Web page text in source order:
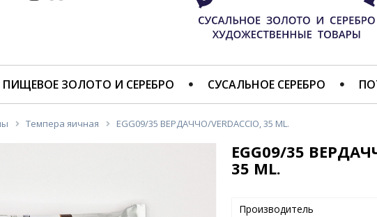
ПИЩЕВОЕ ЗОЛОТО И СЕРЕБРО СУСАЛЬНОЕ СЕРЕБРО
Темпера яичная EGG09/35 ВЕРДАЧЧО/VERDACCIO, 35 ML.
EGG09/35
35 ML.
Производитель